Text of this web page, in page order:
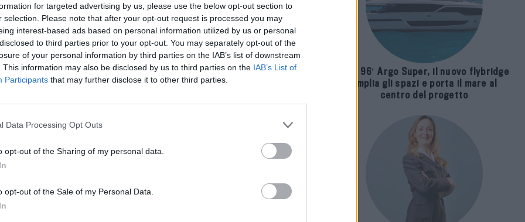
for targeted advertising by us, please use the below opt-out section to
selection. Please note that after your opt-out request is processed you may
interest-based ads based on personal information utilized by us or personal
to third parties prior to your opt-out. You may separately opt-out of the
of your personal information by third parties on the IAB’s list of downstream
This information may also be disclosed by us to third parties on the IAB’s List of
Participants that may further disclose it to other third parties.
Data Processing Opt Outs
opt-out of the Sharing of my personal data.
opt-out of the Sale of my Personal Data.
in tema di sottomarini elettrici e, dal 2007, ha
società mette a disposizione dei clienti sette diverse
La gamma prevede due modelli, che differiscono per
possono trasportare. Secondo quanto comunicato
il 25% di spazio interno in più rispetto ai
fino a 200 metri di profondità.
un pacco batteria da62 kWh
alimenta le dieci eliche separate (quattro laterali,
potenza singola di 6,4 kW -8.7 Cv- e consentono al
I nove passeggeri possono entrare all’interno del
Riva 96′ Argo Super, il nuovo flybridge
amplia gli spazi e porta il mare al
centro del progetto